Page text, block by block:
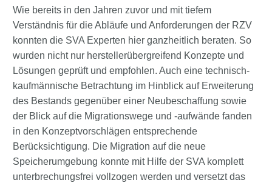
Wie bereits in den Jahren zuvor und mit tiefem
Verständnis für die Abläufe und Anforderungen der RZV
konnten die SVA Experten hier ganzheitlich beraten. So
wurden nicht nur herstellerübergreifend Konzepte und
Lösungen geprüft und empfohlen. Auch eine technisch-
kaufmännische Betrachtung im Hinblick auf Erweiterung
des Bestands gegenüber einer Neubeschaffung sowie
der Blick auf die Migrationswege und -aufwände fanden
in den Konzeptvorschlägen entsprechende
Berücksichtigung. Die Migration auf die neue
Speicherumgebung konnte mit Hilfe der SVA komplett
unterbrechungsfrei vollzogen werden und versetzt das